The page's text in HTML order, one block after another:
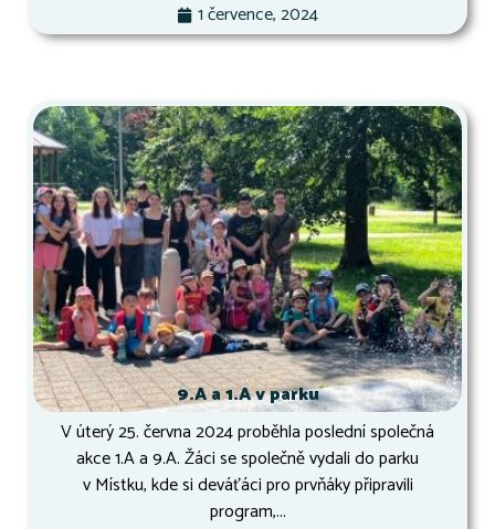
1 července, 2024
9.A a 1.A v parku
V úterý 25. června 2024 proběhla poslední společná
akce 1.A a 9.A. Žáci se společně vydali do parku
v Místku, kde si deváťáci pro prvňáky připravili
program,...